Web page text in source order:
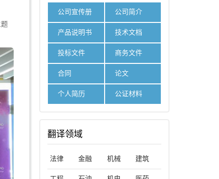
公司宣传册 公司简介
产品说明书 技术文档
投标文件 商务文件
合同 论文
个人简历 公证材料
翻译领域
法律 金融 机械 建筑